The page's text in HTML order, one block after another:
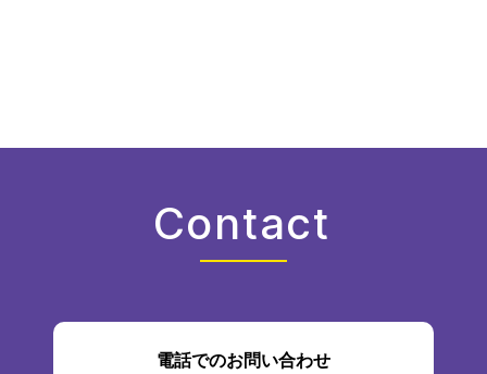
Contact
電話でのお問い合わせ